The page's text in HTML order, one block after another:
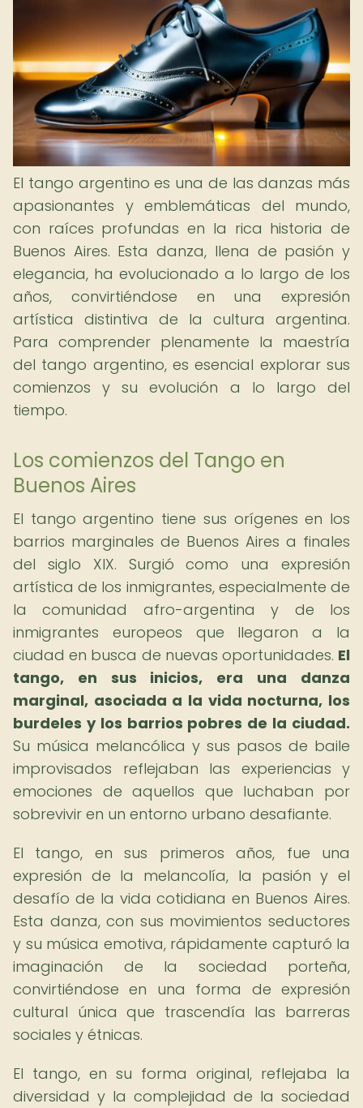
El tango argentino es una de las danzas más
apasionantes y emblemáticas del mundo,
con raíces profundas en la rica historia de
Buenos Aires. Esta danza, llena de pasión y
elegancia, ha evolucionado a lo largo de los
años, convirtiéndose en una expresión
artística distintiva de la cultura argentina.
Para comprender plenamente la maestría
del tango argentino, es esencial explorar sus
comienzos y su evolución a lo largo del
tiempo.
Los comienzos del Tango en
Buenos Aires
El tango argentino tiene sus orígenes en los
barrios marginales de Buenos Aires a finales
del siglo XIX. Surgió como una expresión
artística de los inmigrantes, especialmente de
la comunidad afro-argentina y de los
inmigrantes europeos que llegaron a la
ciudad en busca de nuevas oportunidades. El
tango, en sus inicios, era una danza
marginal, asociada a la vida nocturna, los
burdeles y los barrios pobres de la ciudad.
Su música melancólica y sus pasos de baile
improvisados reflejaban las experiencias y
emociones de aquellos que luchaban por
sobrevivir en un entorno urbano desafiante.
El tango, en sus primeros años, fue una
expresión de la melancolía, la pasión y el
desafío de la vida cotidiana en Buenos Aires.
Esta danza, con sus movimientos seductores
y su música emotiva, rápidamente capturó la
imaginación de la sociedad porteña,
convirtiéndose en una forma de expresión
cultural única que trascendía las barreras
sociales y étnicas.
El tango, en su forma original, reflejaba la
diversidad y la complejidad de la sociedad